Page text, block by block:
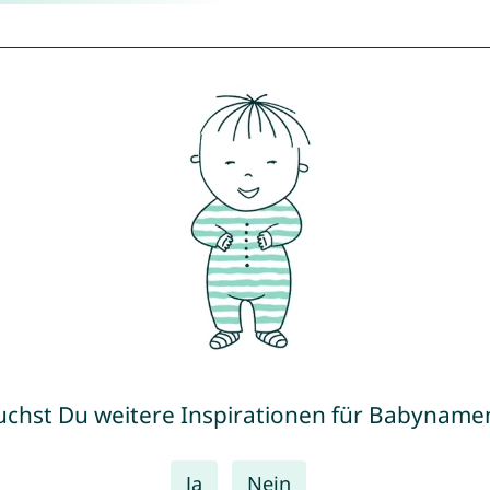
Du weitere Inspirationen für
Ja Nein